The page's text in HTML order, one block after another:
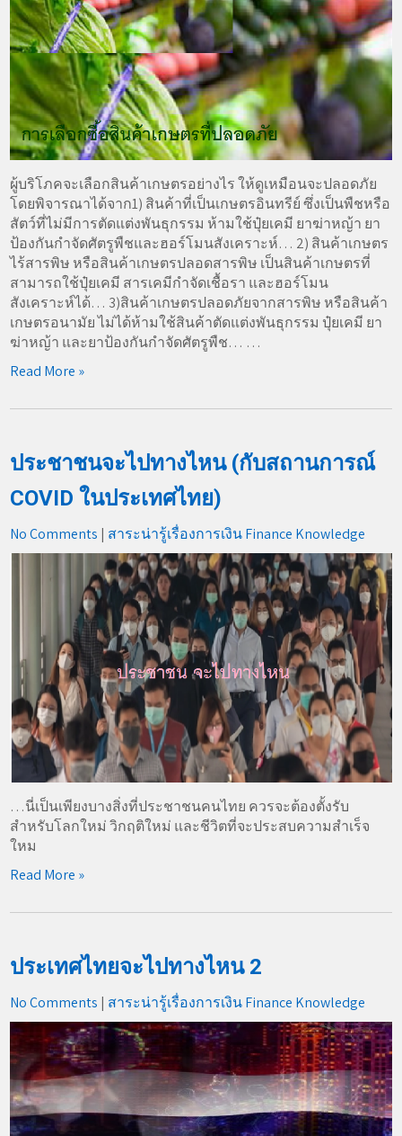
ผู้บริโภคจะเลือกสินค้าเกษตรอย่างไร ให้ดูเหมือนจะปลอดภัย
โดยพิจารณาได้จาก1) สินค้าที่เป็นเกษตรอินทรีย์ ซึ่งเป็นพืชหรือ
สัตว์ที่ไม่มีการตัดแต่งพันธุกรรม ห้ามใช้ปุ๋ยเคมี ยาฆ่าหญ้า ยา
ป้องกันกำจัดศัตรูพืชและฮอร์โมนสังเคราะห์… 2) สินค้าเกษตร
ไร้สารพิษ หรือสินค้าเกษตรปลอดสารพิษ เป็นสินค้าเกษตรที่
สามารถใช้ปุ๋ยเคมี สารเคมีกำจัดเชื้อรา และฮอร์โมน
สังเคราะห์ได้… 3)สินค้าเกษตรปลอดภัยจากสารพิษ หรือสินค้า
เกษตรอนามัย ไม่ได้ห้ามใช้สินค้าตัดแต่งพันธุกรรม ปุ๋ยเคมี ยา
ฆ่าหญ้า และยาป้องกันกำจัดศัตรูพืช… …
Read More »
ประชาชนจะไปทางไหน (กับสถานการณ์
COVID ในประเทศไทย)
No Comments | สาระน่ารู้เรื่องการเงิน Finance Knowledge
…นี่เป็นเพียงบางสิ่งที่ประชาชนคนไทย ควรจะต้องตั้งรับ
สำหรับโลกใหม่ วิกฤติใหม่ และชีวิตที่จะประสบความสำเร็จ
ใหม
Read More »
ประเทศไทยจะไปทางไหน 2
No Comments | สาระน่ารู้เรื่องการเงิน Finance Knowledge